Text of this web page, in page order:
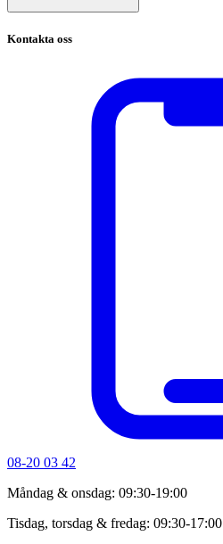
Kontakta oss
08-20 03 42
Måndag & onsdag: 09:30-19:00
Tisdag, torsdag & fredag: 09:30-17:00